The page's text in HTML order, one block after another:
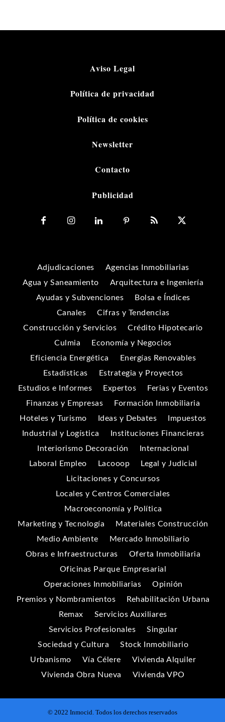
Aviso Legal
Política de privacidad
Política de cookies
Newsletter
Contacto
Publicidad
Adjudicaciones
Agencias Inmobiliarias
Agua y Saneamiento
Arquitectura e Ingeniería
Ayudas y Subvenciones
Bolsa e Índices
Canales
Cifras y Tendencias
Construcción y Servicios
Crédito Hipotecario
Culmia
Economía y Negocios
Eficiencia Energética
Energías Renovables
Estadísticas
Estrategia y Proyectos
Estudios e Informes
Expertos
Ferias y Eventos
Finanzas y Empresas
Formación Inmobiliaria
Hoteles y Turismo
Ideas y Debates
Impuestos
Industrial y Logística
Instituciones Financieras
Interiorismo Decoración
Internacional
Laboral Empleo
Lacooop
Legal y Judicial
Licitaciones y Concursos
Locales y Centros Comerciales
Macroeconomía y Política
Marketing y Tecnología
Materiales Construcción
Medio Ambiente
Mercado Inmobiliario
Obras e Infraestructuras
Oferta Inmobiliaria
Oficinas Parque Empresarial
Operaciones Inmobiliarias
Opinión
Premios y Nombramientos
Rehabilitación Urbana
Remax
Servicios Auxiliares
Servicios Profesionales
Singular
Sociedad y Cultura
Stock Inmobiliario
Urbanismo
Vía Célere
Vivienda Alquiler
Vivienda Obra Nueva
Vivienda VPO
© 2022 Inmocid. Todos los derechos reservados